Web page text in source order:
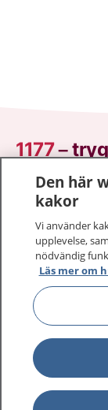
1177–
På 1177.se
sjukdomar
Logga in för
vårdärenden.
1177 ger dig
1177 på flera
Den här
kakor
Vi använder
upplevelse,
nödvändig
Läs mer om